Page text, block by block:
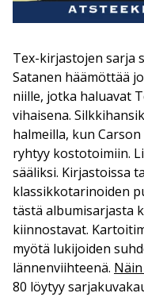
Tex-kirjastojen sarja
Satanen häämöttää
niille, jotka haluavat
vihaisena.
halmeilla, kun
ryhtyy kostotoimiin.
sääliksi. Kirjastoissa
klassikkotarinoiden
tästä albumisarjasta
kiinnostavat.
myötä lukijoiden
lännenviihteenä.
80 löytyy